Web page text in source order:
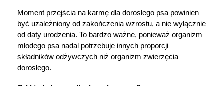
Moment przejścia na karmę dla dorosłego psa powinien
być uzależniony od zakończenia wzrostu, a nie wyłącznie
od daty urodzenia. To bardzo ważne, ponieważ organizm
młodego psa nadal potrzebuje innych proporcji
składników odżywczych niż organizm zwierzęcia
dorosłego.